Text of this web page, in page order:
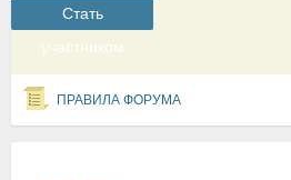
Cтать
участником
ПРАВИЛА ФОРУМА